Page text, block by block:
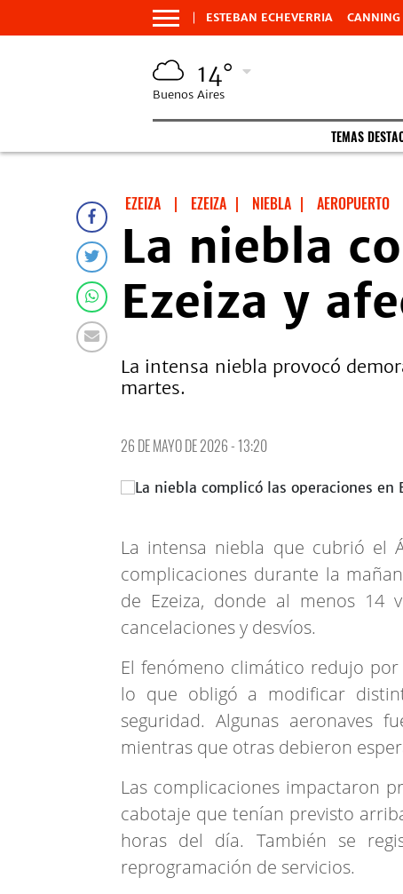
ESTEBAN ECHEVERRIA CANNING
14°
Buenos Aires
TEMAS
EZEIZA | EZEIZA | NIEBLA | AEROPUERTO
La niebla
Ezeiza y
La intensa niebla provocó
martes.
26 DE MAYO DE 2026 - 13:20
La intensa niebla que cubrió el
complicaciones durante la
de Ezeiza, donde al menos 14
cancelaciones y desvíos.
El fenómeno climático redujo
lo que obligó a modificar
seguridad. Algunas aeronaves
mientras que otras debieron
Las complicaciones impactaron
cabotaje que tenían previsto
horas del día. También se
reprogramación de servicios.